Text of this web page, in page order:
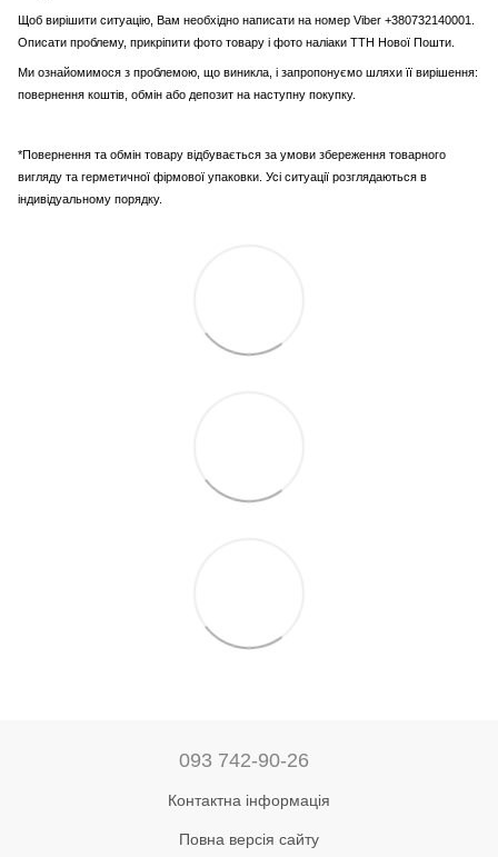
Щоб вирішити ситуацію, Вам необхідно написати на номер Viber +380732140001.
Описати проблему, прикріпити фото товару і фото наліаки ТТН Нової Пошти.
Ми ознайомимося з проблемою, що виникла, і запропонуємо шляхи її вирішення:
повернення коштів, обмін або депозит на наступну покупку.
*Повернення та обмін товару відбувається за умови збереження товарного
вигляду та герметичної фірмової упаковки. Усі ситуації розглядаються в
індивідуальному порядку.
093 742-90-26
Контактна інформація
Повна версія сайту